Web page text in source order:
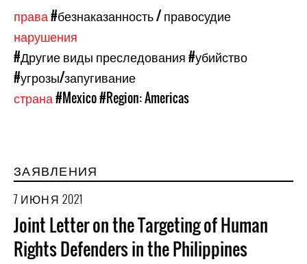
права#безнаказанность / правосудие
нарушения
#Другие виды преследования#убийство
#угрозы/запугивание
страна#Mexico#Region: Americas
ЗАЯВЛЕНИЯ
7 ИЮНЯ 2021
Joint Letter on the Targeting of Human
Rights Defenders in the Philippines